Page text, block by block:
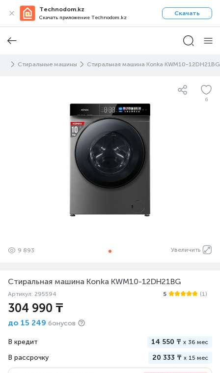
Technodom.kz
Скачать приложение Technodom.kz
Скачать
Стиральные машины Стиральная машина Konka KWM10-12DH21BG
6
Увеличить
9 893
Стиральная машина Konka KWM10-12DH21BG
Артикул: 295594 5 (1)
304 990 ₸
до 15 249 бонусов
В кредит 14 550 ₸ x 36 мес
В рассрочку 20 333 ₸ x 15 мес